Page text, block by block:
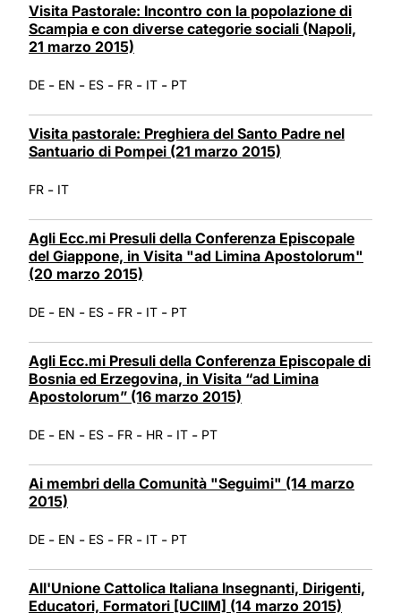
Visita Pastorale: Incontro con la popolazione di
Scampia e con diverse categorie sociali (Napoli,
21 marzo 2015)
DE - EN - ES - FR - IT - PT
Visita pastorale: Preghiera del Santo Padre nel
Santuario di Pompei (21 marzo 2015)
FR - IT
Agli Ecc.mi Presuli della Conferenza Episcopale
del Giappone, in Visita "ad Limina Apostolorum"
(20 marzo 2015)
DE - EN - ES - FR - IT - PT
Agli Ecc.mi Presuli della Conferenza Episcopale di
Bosnia ed Erzegovina, in Visita “ad Limina
Apostolorum” (16 marzo 2015)
DE - EN - ES - FR - HR - IT - PT
Ai membri della Comunità "Seguimi" (14 marzo
2015)
DE - EN - ES - FR - IT - PT
All'Unione Cattolica Italiana Insegnanti, Dirigenti,
Educatori, Formatori [UCIIM] (14 marzo 2015)